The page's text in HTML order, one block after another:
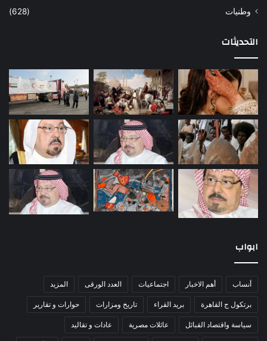
وطنيات
(628)
التحديثات
ابواب
أنساب أهم الاخبار اجتماعيات العدد الورقى المزيد
برتكول ج القاهرة بريد القراء تاريخ ومزارات حوارات و تقارير
سياسة واقتصاد القبائل عائلات مصرية عادات و تقاليد